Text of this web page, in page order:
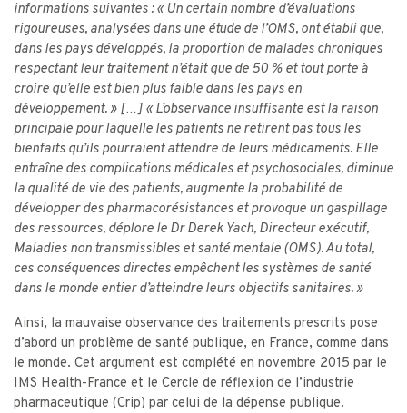
informations suivantes : « Un certain nombre d’évaluations
rigoureuses, analysées dans une étude de l’OMS, ont établi que,
dans les pays développés, la proportion de malades chroniques
respectant leur traitement n’était que de 50 % et tout porte à
croire qu’elle est bien plus faible dans les pays en
développement. » […] « L’observance insuffisante est la raison
principale pour laquelle les patients ne retirent pas tous les
bienfaits qu’ils pourraient attendre de leurs médicaments. Elle
entraîne des complications médicales et psychosociales, diminue
la qualité de vie des patients, augmente la probabilité de
développer des pharmacorésistances et provoque un gaspillage
des ressources, déplore le Dr Derek Yach, Directeur exécutif,
Maladies non transmissibles et santé mentale (OMS). Au total,
ces conséquences directes empêchent les systèmes de santé
dans le monde entier d’atteindre leurs objectifs sanitaires. »
Ainsi, la mauvaise observance des traitements prescrits pose
d’abord un problème de santé publique, en France, comme dans
le monde. Cet argument est complété en novembre 2015 par le
IMS Health-France et le Cercle de réflexion de l’industrie
pharmaceutique (Crip) par celui de la dépense publique.